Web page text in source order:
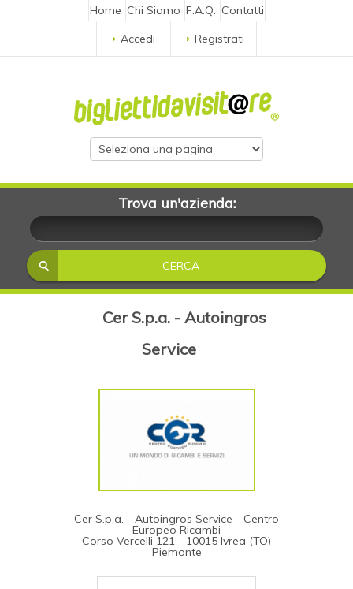
Home Chi Siamo F.A.Q. Contatti
Accedi
Registrati
Trova un'azienda:
Cer S.p.a. - Autoingros
Service
Cer S.p.a. - Autoingros Service - Centro
Europeo Ricambi
Corso Vercelli 121 - 10015 Ivrea (TO)
Piemonte